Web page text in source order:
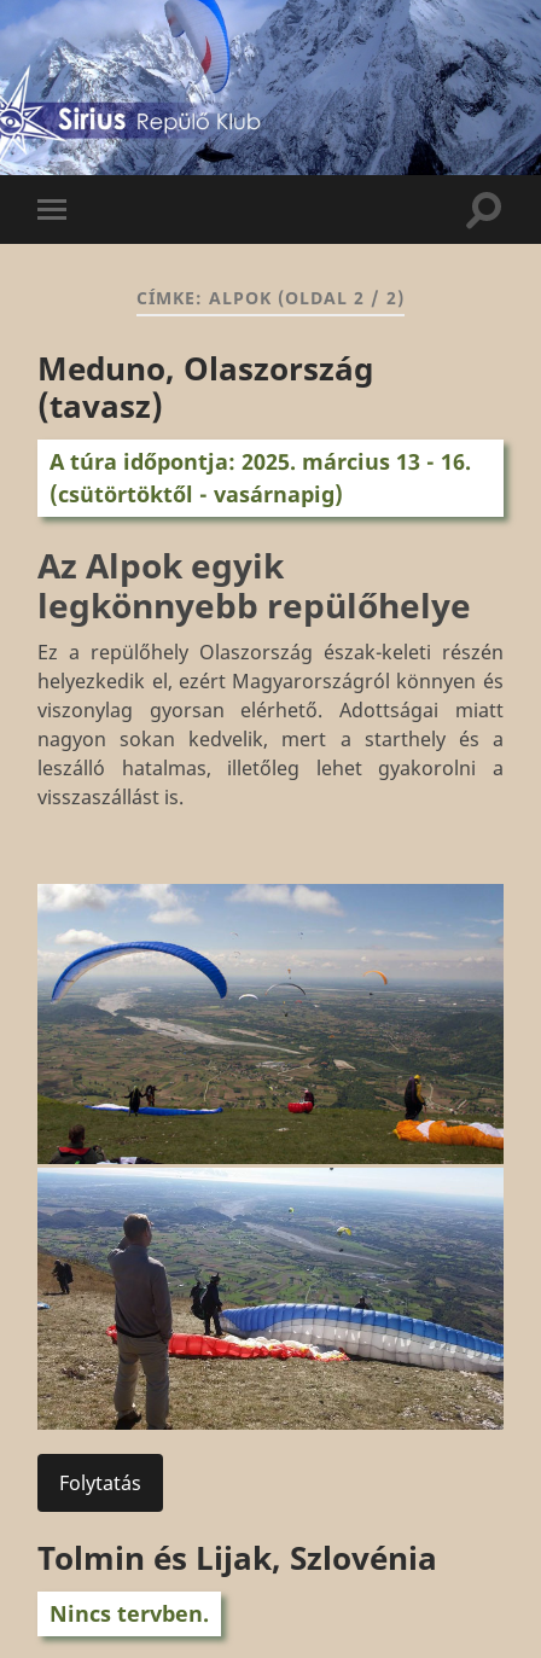
Sirius
Repülő
Klub
Mobil
menü
CÍMKE: ALPOK (OLDAL 2 / 2)
Meduno, Olaszország
(tavasz)
A túra időpontja: 2025. március 13 - 16.
(csütörtöktől - vasárnapig)
Az Alpok egyik
legkönnyebb repülőhelye
Ez a repülőhely Olaszország észak-keleti részén
helyezkedik el, ezért Magyarországról könnyen és
viszonylag gyorsan elérhető. Adottságai miatt
nagyon sokan kedvelik, mert a starthely és a
leszálló hatalmas, illetőleg lehet gyakorolni a
visszaszállást is.
Folytatás
Tolmin és Lijak, Szlovénia
Nincs tervben.